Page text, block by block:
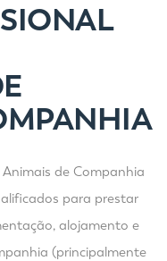
de Companhia
para prestar
alojamento e
(principalmente